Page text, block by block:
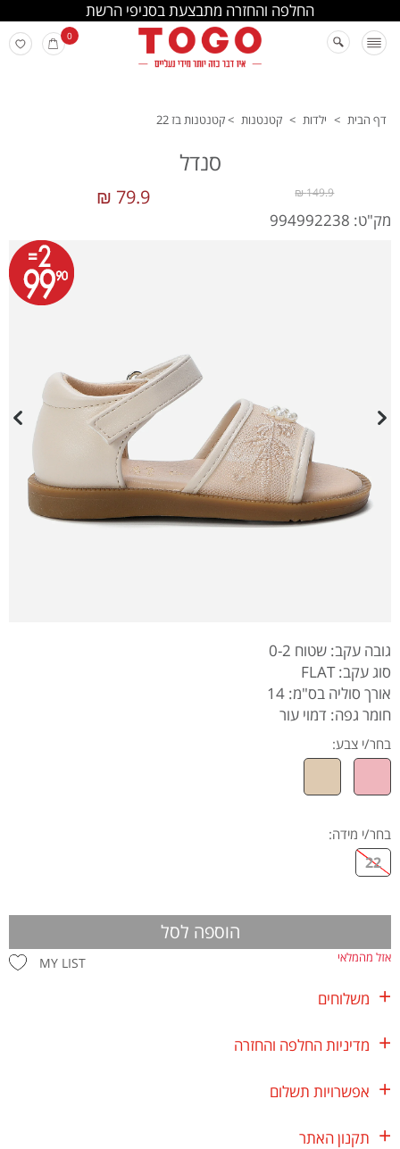
החלפה והחזרה מתבצעת בסניפי הרשת
0
דף הבית > ילדות > קטנטנות >קטנטנות בז 22
סנדל
79.9 ₪ 149.9 ₪
מק"ט: 994992238
גובה עקב: שטוח 0-2
סוג עקב: FLAT
אורך סוליה בס"מ: 14
חומר גפה: דמוי עור
בחר/י צבע:
בחר/י מידה:
22
הוספה לסל
MY LIST אזל מהמלאי
משלוחים
מדיניות החלפה והחזרה
אפשרויות תשלום
תקנון האתר